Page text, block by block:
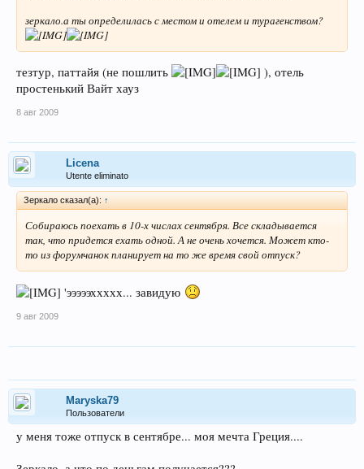
зеркало.а ты определилась с местом и отелем и турагенством?
тезтур, паттайя (не пошлить
), отель
простенький Вайт хауз
8 авг 2009
Licena
Utente eliminato
Зеркало сказал(а): ↑
Собираюсь поехать в 10-х числах сентября. Все складывается
так, что придется ехать одной. А не очень хочется. Может кто-
то из форумчанок планирует на то же время свой отпуск?
'эээээххххх... завидую
9 авг 2009
Maryska79
Пользователи
у меня тоже отпуск в сентябре... моя мечта Греция....